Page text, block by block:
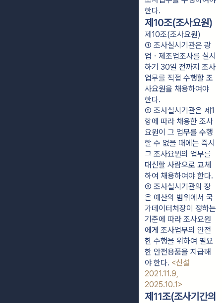
한다.
제10조(조사요원)
제10조(조사요원)
① 조사실시기관은 광
업ㆍ제조업조사를 실시
하기 30일 전까지 조사
업무를 직접 수행할 조
사요원을 채용하여야
한다.
② 조사실시기관은 제1
항에 따라 채용한 조사
요원이 그 업무를 수행
할 수 없을 때에는 즉시
그 조사요원의 업무를
대신할 사람으로 교체
하여 채용하여야 한다.
③ 조사실시기관의 장
은 예산의 범위에서 국
가데이터처장이 정하는
기준에 따라 조사요원
에게 조사업무의 안전
한 수행을 위하여 필요
한 안전용품을 지급해
야 한다. <신설
2021.11.9,
2025.10.1>
제11조(조사기간의